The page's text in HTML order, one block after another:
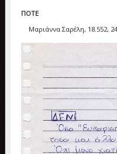
ΠΟΤΕ
Μαριάννα Σαρέλη, 18.552,